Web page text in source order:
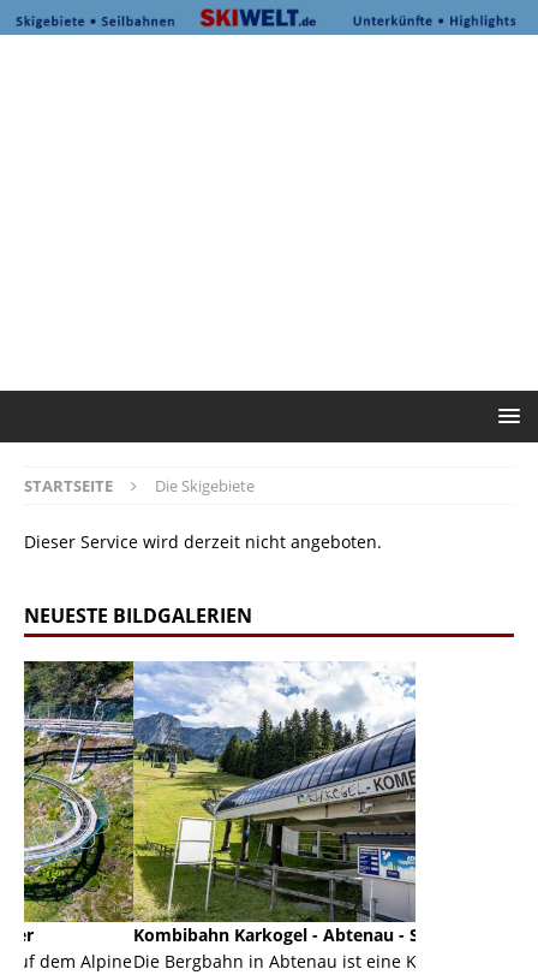
STARTSEITE Die Skigebiete
Dieser Service wird derzeit nicht angeboten.
NEUESTE BILDGALERIEN
Kombibahn Karkogel - Abtenau - Salzburg
Die Bergbahn in Abtenau ist eine Kombibahn